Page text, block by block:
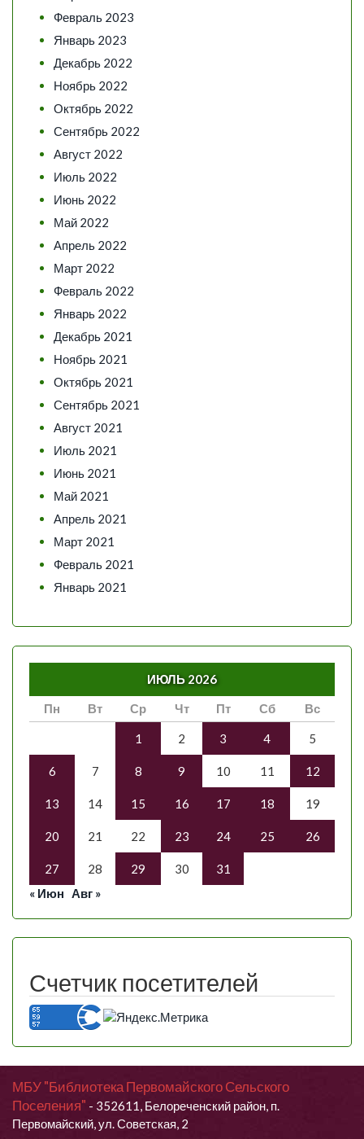
Февраль 2023
Январь 2023
Декабрь 2022
Ноябрь 2022
Октябрь 2022
Сентябрь 2022
Август 2022
Июль 2022
Июнь 2022
Май 2022
Апрель 2022
Март 2022
Февраль 2022
Январь 2022
Декабрь 2021
Ноябрь 2021
Октябрь 2021
Сентябрь 2021
Август 2021
Июль 2021
Июнь 2021
Май 2021
Апрель 2021
Март 2021
Февраль 2021
Январь 2021
ИЮЛЬ 2026
Пн
Вт Ср Чт Пт Сб Вс
1 2 3 4 5
6 7 8 9 10 11 12
13 14 15 16 17 18 19
20 21 22 23 24 25 26
27 28 29 30
31
« Июн
Авг »
Счетчик посетителей
МБУ "Библиотека Первомайского Сельского
Поселения" - 352611, Белореченский район, п.
Первомайский, ул. Советская, 2